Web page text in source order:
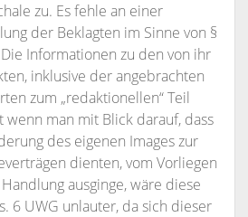
zu. Es fehle an einer
der Beklagten im Sinne von §
Informationen zu den von ihr
inklusive der angebrachten
zum „redaktionellen“ Teil
wenn man mit Blick darauf, dass
des eigenen Images zur
dienten, vom Vorliegen
ausginge, wäre diese
6 UWG unlauter, da sich dieser